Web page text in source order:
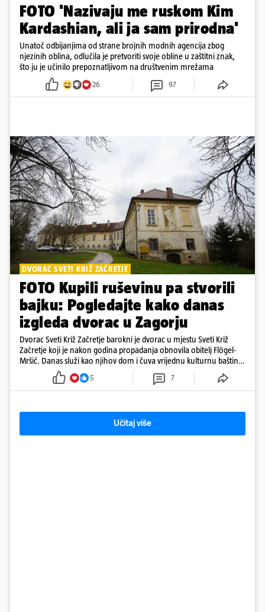
FOTO 'Nazivaju me ruskom Kim
Kardashian, ali ja sam prirodna'
Unatoč odbijanjima od strane brojnih modnih agencija zbog
njezinih oblina, odlučila je pretvoriti svoje obline u zaštitni znak,
što ju je učinilo prepoznatljivom na društvenim mrežama
26 97
DVORAC SVETI KRIŽ ZAČRETJE
FOTO Kupili ruševinu pa stvorili
bajku: Pogledajte kako danas
izgleda dvorac u Zagorju
Dvorac Sveti Križ Začretje barokni je dvorac u mjestu Sveti Križ
Začretje koji je nakon godina propadanja obnovila obitelj Flögel-
Mršić. Danas služi kao njihov dom i čuva vrijednu kulturnu baštinu
davno zaboravljenog vremena
5 7
Učitaj više